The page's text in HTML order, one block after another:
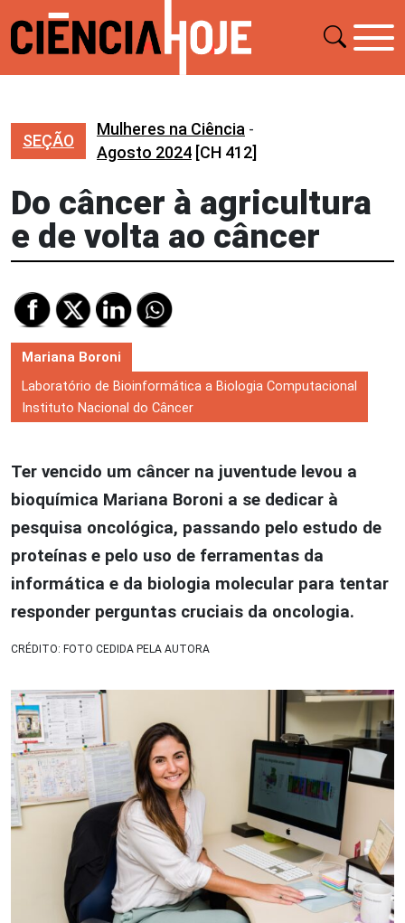
SEÇÃO
Mulheres na Ciência -
Agosto 2024 [CH 412]
Do câncer à agricultura
e de volta ao câncer
Mariana Boroni
Laboratório de Bioinformática a Biologia Computacional
Instituto Nacional do Câncer
Ter vencido um câncer na juventude levou a
bioquímica Mariana Boroni a se dedicar à
pesquisa oncológica, passando pelo estudo de
proteínas e pelo uso de ferramentas da
informática e da biologia molecular para tentar
responder perguntas cruciais da oncologia.
CRÉDITO: FOTO CEDIDA PELA AUTORA